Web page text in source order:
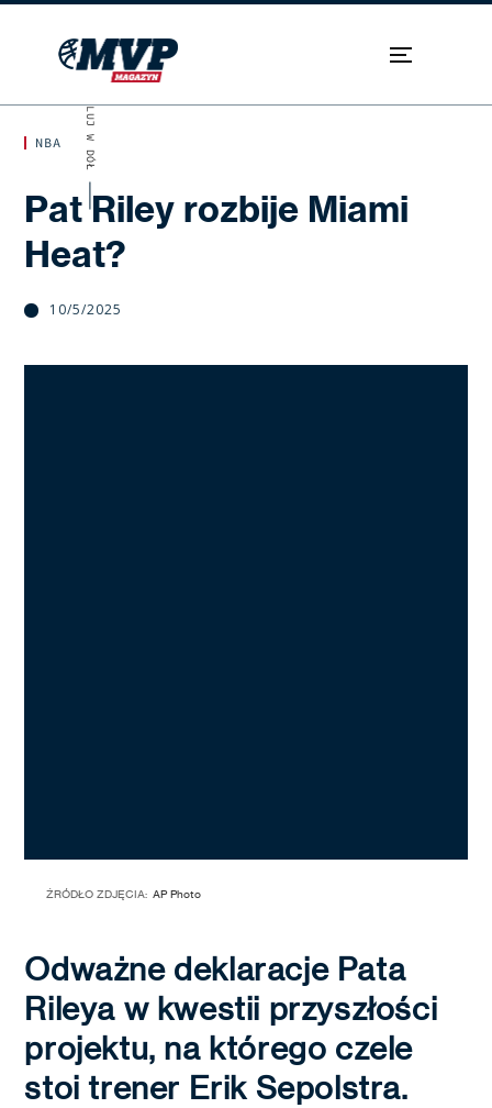
NBA
Pat Riley rozbije Miami
Heat?
10/5/2025
SKROLUJ W DÓŁ
ŹRÓDŁO ZDJĘCIA: AP Photo
Odważne deklaracje Pata
Rileya w kwestii przyszłości
projektu, na którego czele
stoi trener Erik Sepolstra.